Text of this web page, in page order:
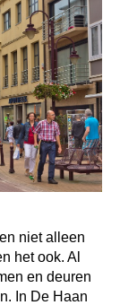
niet alleen
het ook. Al
en deuren
In De Haan